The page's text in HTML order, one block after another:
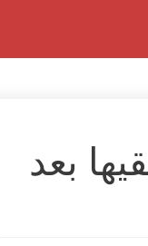
بعد